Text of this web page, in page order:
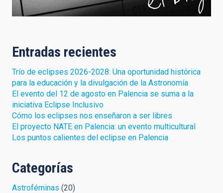
Entradas recientes
Trío de eclipses 2026-2028: Una oportunidad histórica
para la educación y la divulgación de la Astronomía
El evento del 12 de agosto en Palencia se suma a la
iniciativa Eclipse Inclusivo
Cómo los eclipses nos enseñaron a ser libres
El proyecto NATE en Palencia: un evento multicultural
Los puntos calientes del eclipse en Palencia
Categorías
Astroféminas (20)